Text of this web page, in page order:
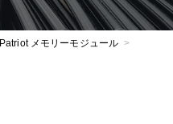
Patriot メモリーモジュール >